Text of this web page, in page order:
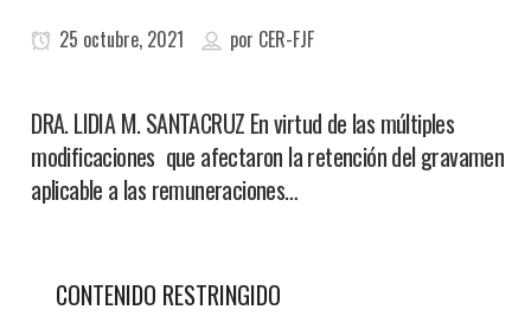
25 octubre, 2021 por CER-FJF
DRA. LIDIA M. SANTACRUZ En virtud de las múltiples
modificaciones que afectaron la retención del gravamen
aplicable a las remuneraciones…
CONTENIDO RESTRINGIDO